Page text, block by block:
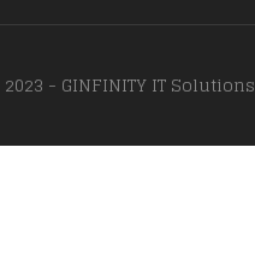
- GINFINITY IT Solutions